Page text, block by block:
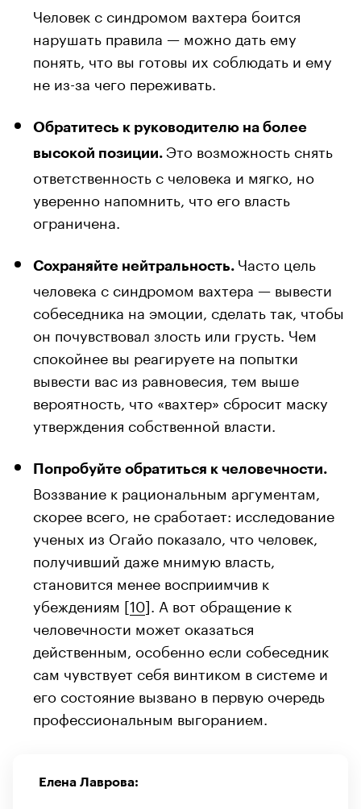
Человек с синдромом вахтера боится
нарушать правила — можно дать ему
понять, что вы готовы их соблюдать и ему
не из-за чего переживать.
Обратитесь к руководителю на более
высокой позиции. Это возможность снять
ответственность с человека и мягко, но
уверенно напомнить, что его власть
ограничена.
Сохраняйте нейтральность. Часто цель
человека с синдромом вахтера — вывести
собеседника на эмоции, сделать так, чтобы
он почувствовал злость или грусть. Чем
спокойнее вы реагируете на попытки
вывести вас из равновесия, тем выше
вероятность, что «вахтер» сбросит маску
утверждения собственной власти.
Попробуйте обратиться к человечности.
Воззвание к рациональным аргументам,
скорее всего, не сработает: исследование
ученых из Огайо показало, что человек,
получивший даже мнимую власть,
становится менее восприимчив к
убеждениям [10]. А вот обращение к
человечности может оказаться
действенным, особенно если собеседник
сам чувствует себя винтиком в системе и
его состояние вызвано в первую очередь
профессиональным выгоранием.
Елена Лаврова: